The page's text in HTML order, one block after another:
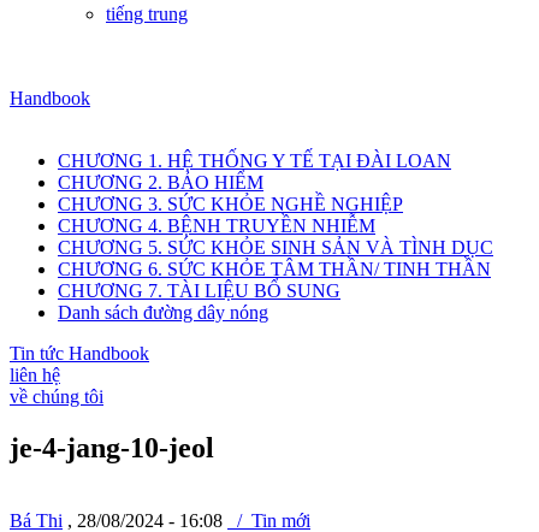
tiếng trung
Handbook
CHƯƠNG 1. HỆ THỐNG Y TẾ TẠI ĐÀI LOAN
CHƯƠNG 2. BẢO HIỂM
CHƯƠNG 3. SỨC KHỎE NGHỀ NGHIỆP
CHƯƠNG 4. BỆNH TRUYỀN NHIỄM
CHƯƠNG 5. SỨC KHỎE SINH SẢN VÀ TÌNH DỤC
CHƯƠNG 6. SỨC KHỎE TÂM THẦN/ TINH THẦN
CHƯƠNG 7. TÀI LIỆU BỔ SUNG
Danh sách đường dây nóng
Tin tức Handbook
liên hệ
về chúng tôi
je-4-jang-10-jeol
Bá Thi , 28/08/2024 - 16:08
/ Tin mới